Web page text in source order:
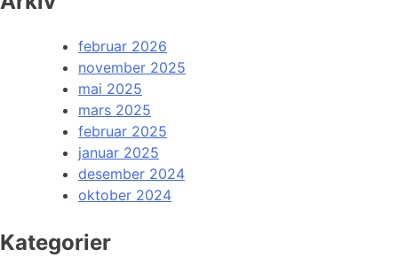
februar 2026
november 2025
mai 2025
mars 2025
februar 2025
januar 2025
desember 2024
oktober 2024
Kategorier